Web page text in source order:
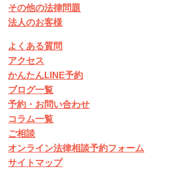
その他の法律問題
法人のお客様
よくある質問
アクセス
かんたんLINE予約
ブログ一覧
予約・お問い合わせ
コラム一覧
ご相談
オンライン法律相談予約フォーム
サイトマップ